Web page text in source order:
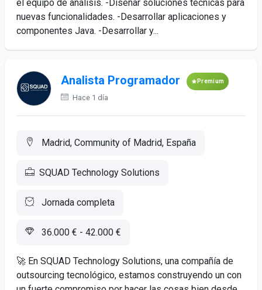
el equipo de análisis. -Diseñar soluciones técnicas para
nuevas funcionalidades. -Desarrollar aplicaciones y
componentes Java. -Desarrollar y...
Analista Programador Premium
Hace 1 día
Madrid, Community of Madrid, España
SQUAD Technology Solutions
Jornada completa
36.000 € - 42.000 €
🚀 En SQUAD Technology Solutions, una compañía de
outsourcing tecnológico, estamos construyendo un con